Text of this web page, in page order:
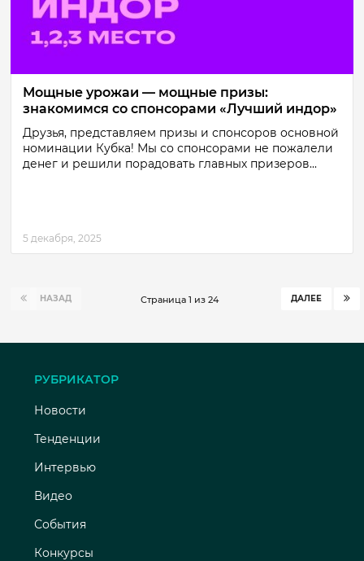
Мощные урожаи — мощные призы:
знакомимся со спонсорами «Лучший индор»
Друзья, представляем призы и спонсоров основной
номинации Кубка! Мы со спонсорами не пожалели
денег и решили порадовать главных призеров...
5 декабря, 2025
НАЗАД ДАЛЕЕ
Страница 1 из 24
РУБРИКАТОР
Новости
Тенденции
Интервью
Видео
События
Конкурсы